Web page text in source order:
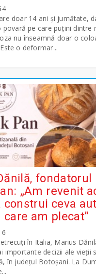
doar 14 ani și jumătate,
povară pe care puțini dintre
nu înseamnă doar o
o deformar...
fondatorul
„Am revenit
construi ceva
care am plecat”
în Italia, Marius
importante decizii ale vieții
în județul Botoșani. La